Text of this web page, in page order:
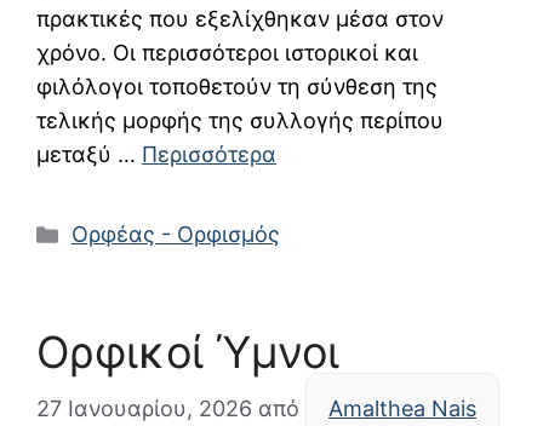
πρακτικές που εξελίχθηκαν μέσα στον
χρόνο. Οι περισσότεροι ιστορικοί και
φιλόλογοι τοποθετούν τη σύνθεση της
τελικής μορφής της συλλογής περίπου
μεταξύ … Περισσότερα
Κατηγορίες
Ορφέας - Ορφισμός
Ορφικοί Ύμνοι
27 Ιανουαρίου, 2026 από Amalthea Nais